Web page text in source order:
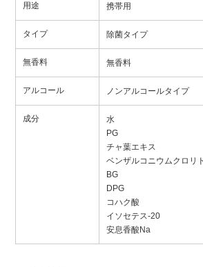
用途 携帯用
タイプ 除菌タイプ
無香料 無香料
アルコール ノンアルコールタイプ
成分
水
PG
チャ葉エキス
ベンザルコニウムクロリ
BG
DPG
コハク酸
イソセテス-20
安息香酸Na